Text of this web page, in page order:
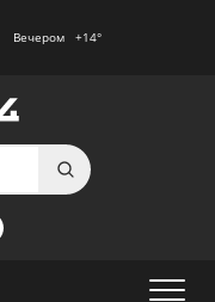
Вечером +14°